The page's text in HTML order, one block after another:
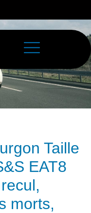
Taille
EAT8
morts,